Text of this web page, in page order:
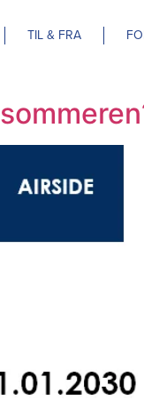
TIL & FRA